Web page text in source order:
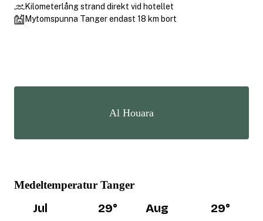
Kilometerlång strand direkt vid hotellet
Mytomspunna Tanger endast 18 km bort
Al Houara
Medeltemperatur Tanger
Jul 29° Aug 29°